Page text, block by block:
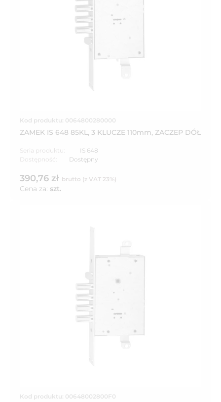
Kod produktu: 0064800280000
ZAMEK IS 648 85KL, 3 KLUCZE 110mm, ZACZEP DÓŁ
Seria produktu:
IS 648
Dostępność:
Dostępny
390,76 zł brutto (z VAT 23%)
Cena za: szt.
Kod produktu: 00648002800F0